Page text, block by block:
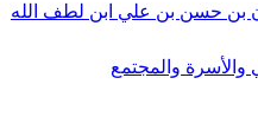
حسن بن علي ابن لطف الله